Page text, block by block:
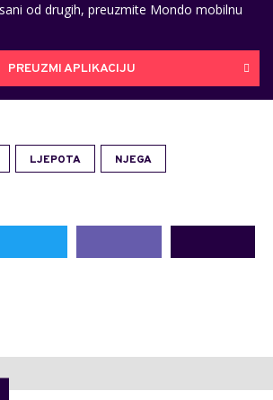
od drugih, preuzmite Mondo mobilnu
PREUZMI APLIKACIJU
LJEPOTA NJEGA